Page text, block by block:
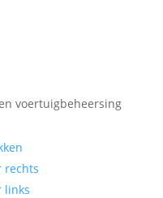
voertuigbeheersing
rechts
links